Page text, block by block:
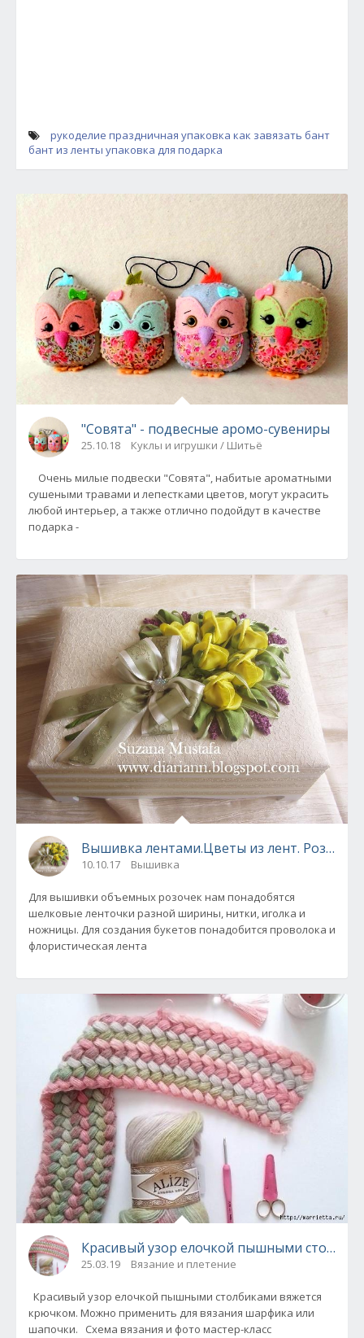
рукоделие праздничная упаковка как завязать бант
бант из ленты упаковка для подарка
"Совята" - подвесные аромо-сувениры
25.10.18 Куклы и игрушки / Шитьё
Очень милые подвески "Совята", набитые ароматными
сушеными травами и лепестками цветов, могут украсить
любой интерьер, а также отлично подойдут в качестве
подарка -
Вышивка лентами.Цветы из лент. Розы.
10.10.17 Вышивка
Для вышивки объемных розочек нам понадобятся
шелковые ленточки разной ширины, нитки, иголка и
ножницы. Для создания букетов понадобится проволока и
флористическая лента
Красивый узор елочкой пышными
25.03.19 Вязание и плетение
Красивый узор елочкой пышными столбиками вяжется
крючком. Можно применить для вязания шарфика или
шапочки. Схема вязания и фото мастер-класс